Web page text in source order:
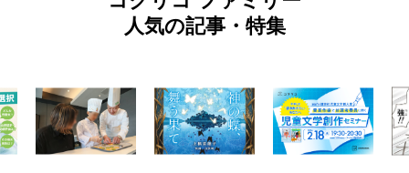
人気の記事・特集